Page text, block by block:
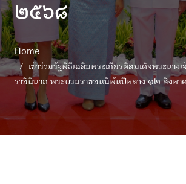
๒๕๖๘
Home
เข้าร่วมรัฐพิธีเฉลิมพระเกียรติสมเด็จพระนาง
ราชินีนาถ พระบรมราชชนนีพันปีหลวง ๑๒ สิงห